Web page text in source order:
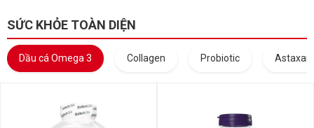
SỨC KHỎE TOÀN DIỆN
Dầu cá Omega 3 Collagen Probiotic